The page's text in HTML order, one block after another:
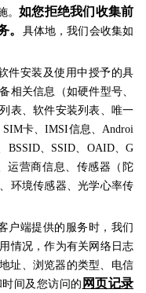
。如您拒绝我们收集前
。 具体地，我们会收集如
件安装及使用中授予的具
相关信息（如硬件型号、
表、软件安装列表、唯一
卡、IMSI信息、Androi
BSSID、SSID、OAID、G
运营商信息、传感器（陀
环境传感器、光学心率传
户端提供的服务时，我们
情况，作为有关网络日志
址、浏览器的类型、电信
间及您访问的 网页记录